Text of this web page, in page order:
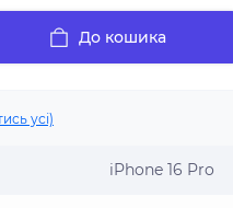
До кошика
усі)
iPhone 16 Pro